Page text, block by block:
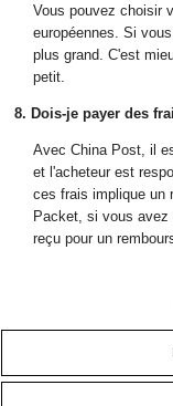
Vous pouvez choisir
européennes. Si
plus grand. C'est
petit.
8. Dois-je payer des
Avec China Post, il
et l'acheteur est
ces frais implique un
Packet, si vous avez
reçu pour un